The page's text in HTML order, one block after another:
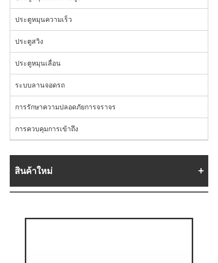
ประตูหมุนความเร็ว
ประตูสวิง
ประตูหมุนเลื่อน
ระบบลานจอดรถ
การรักษาความปลอดภัยการจราจร
การควบคุมการเข้าถึง
สินค้าใหม่